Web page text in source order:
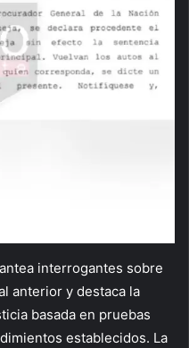
interrogantes sobre
anterior y destaca la
basada en pruebas
establecidos. La